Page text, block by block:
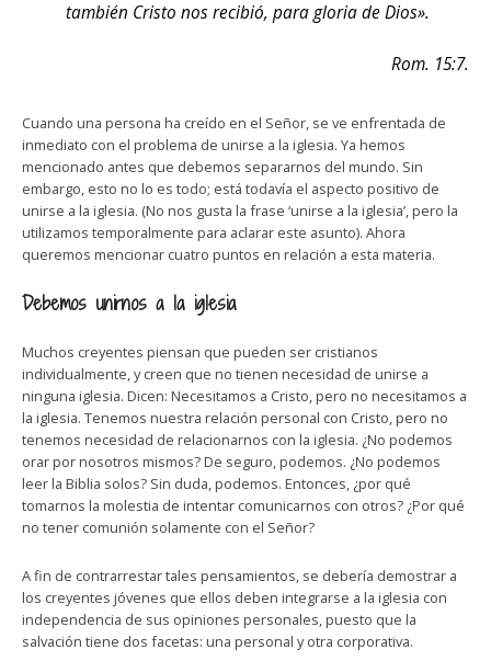
también Cristo nos recibió, para gloria de Dios».
Rom. 15:7.
Cuando una persona ha creído en el Señor, se ve enfrentada de
inmediato con el problema de unirse a la iglesia. Ya hemos
mencionado antes que debemos separarnos del mundo. Sin
embargo, esto no lo es todo; está todavía el aspecto positivo de
unirse a la iglesia. (No nos gusta la frase ‘unirse a la iglesia’, pero la
utilizamos temporalmente para aclarar este asunto). Ahora
queremos mencionar cuatro puntos en relación a esta materia.
Debemos unirnos a la iglesia
Muchos creyentes piensan que pueden ser cristianos
individualmente, y creen que no tienen necesidad de unirse a
ninguna iglesia. Dicen: Necesitamos a Cristo, pero no necesitamos a
la iglesia. Tenemos nuestra relación personal con Cristo, pero no
tenemos necesidad de relacionarnos con la iglesia. ¿No podemos
orar por nosotros mismos? De seguro, podemos. ¿No podemos
leer la Biblia solos? Sin duda, podemos. Entonces, ¿por qué
tomarnos la molestia de intentar comunicarnos con otros? ¿Por qué
no tener comunión solamente con el Señor?
A fin de contrarrestar tales pensamientos, se debería demostrar a
los creyentes jóvenes que ellos deben integrarse a la iglesia con
independencia de sus opiniones personales, puesto que la
salvación tiene dos facetas: una personal y otra corporativa.